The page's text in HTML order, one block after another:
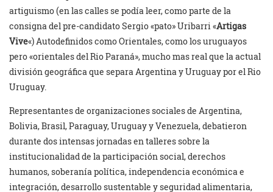
artiguismo (en las calles se podía leer, como parte de la
consigna del pre-candidato Sergio «pato» Uribarri «Artigas
Vive«) Autodefinidos como Orientales, como los uruguayos
pero «orientales del Rio Paraná», mucho mas real que la actual
división geográfica que separa Argentina y Uruguay por el Rio
Uruguay.
Representantes de organizaciones sociales de Argentina,
Bolivia, Brasil, Paraguay, Uruguay y Venezuela, debatieron
durante dos intensas jornadas en talleres sobre la
institucionalidad de la participación social, derechos
humanos, soberanía política, independencia económica e
integración, desarrollo sustentable y seguridad alimentaria,